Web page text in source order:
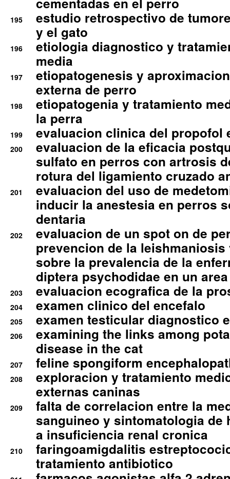
195
estudio retrospectivo de
y el gato
196
etiologia diagnostico y
media
197
etiopatogenesis y
externa de perro
198
etiopatogenia y tratamiento
la perra
199 evaluacion clinica del propofol
200
evaluacion de la eficacia
sulfato en perros con artrosis
rotura del ligamiento cruzado
201
evaluacion del uso de
inducir la anestesia en perros
dentaria
202
evaluacion de un spot on de
prevencion de la
sobre la prevalencia de la
diptera psychodidae en un
203 evaluacion ecografica de la
204 examen clinico del encefalo
205 examen testicular diagnostico
206
examining the links among
disease in the cat
207 feline spongiform
208
exploracion y tratamiento
externas caninas
209
falta de correlacion entre la
sanguineo y sintomatologia de
a insuficiencia renal cronica
210
faringoamigdalitis
tratamiento antibiotico